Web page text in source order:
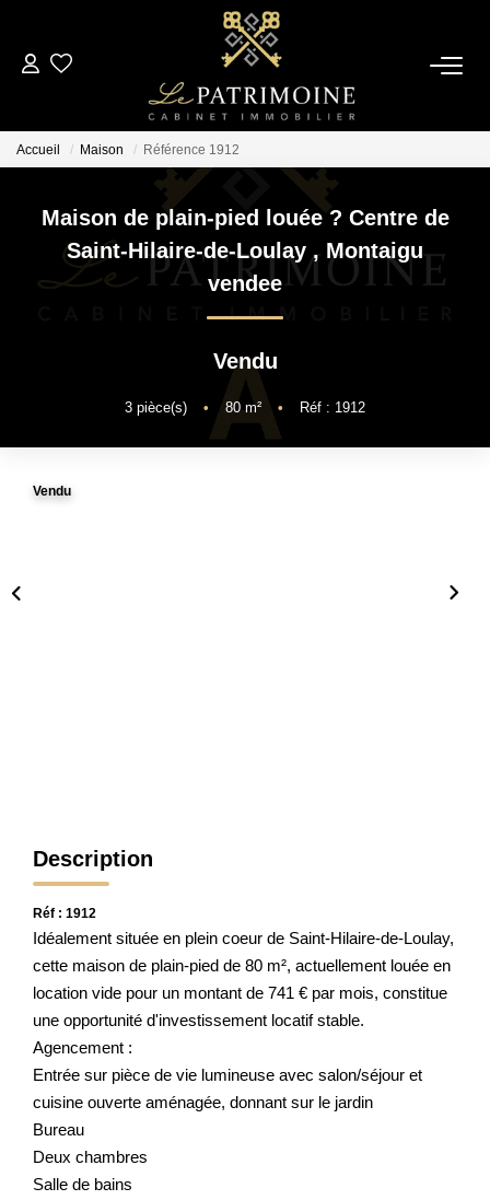
ACCUEIL
L’AGENCE
NOS ANNONCES
Ventes
ESTIMATION
Accueil Maison Référence 1912
Maison de plain-pied louée ? Centre de
Saint-Hilaire-de-Loulay , Montaigu
vendee
Vendu
3 pièce(s) • 80m² • Réf : 1912
Vendu
Description
Réf : 1912
Idéalement située en plein coeur de Saint-Hilaire-de-Loulay,
cette maison de plain-pied de 80 m², actuellement louée en
location vide pour un montant de 741 € par mois, constitue
une opportunité d'investissement locatif stable.
Agencement :
Entrée sur pièce de vie lumineuse avec salon/séjour et
cuisine ouverte aménagée, donnant sur le jardin
Bureau
Deux chambres
Salle de bains